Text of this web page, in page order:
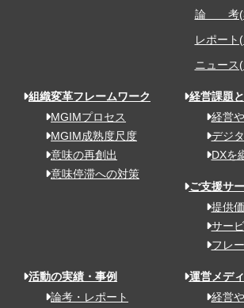
論 考
レポート
ニュース
組織変革フレームワーク
MGIMプロセス
MGIM成熟度尺度
意味の再創出
意味停滞への対策
経営課題
経営
デジ
DXを
ご支援サ
提供
サー
フレ
活動の実績・事例
論考・レポート
運営メデ
経営